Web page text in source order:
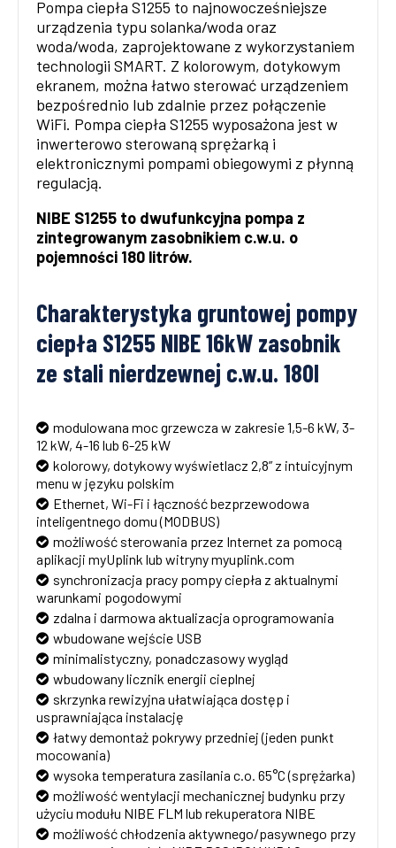
Pompa ciepła S1255 to najnowocześniejsze
urządzenia typu solanka/woda oraz
woda/woda, zaprojektowane z wykorzystaniem
technologii SMART. Z kolorowym, dotykowym
ekranem, można łatwo sterować urządzeniem
bezpośrednio lub zdalnie przez połączenie
WiFi. Pompa ciepła S1255 wyposażona jest w
inwerterowo sterowaną sprężarką i
elektronicznymi pompami obiegowymi z płynną
regulacją.
NIBE S1255 to dwufunkcyjna pompa z
zintegrowanym zasobnikiem c.w.u. o
pojemności 180 litrów.
Charakterystyka gruntowej pompy
ciepła S1255 NIBE 16kW zasobnik
ze stali nierdzewnej c.w.u. 180l
modulowana moc grzewcza w zakresie 1,5-6 kW, 3-
12 kW, 4-16 lub 6-25 kW
kolorowy, dotykowy wyświetlacz 2,8” z intuicyjnym
menu w języku polskim
Ethernet, Wi-Fi i łączność bezprzewodowa
inteligentnego domu (MODBUS)
możliwość sterowania przez Internet za pomocą
aplikacji myUplink lub witryny myuplink.com
synchronizacja pracy pompy ciepła z aktualnymi
warunkami pogodowymi
zdalna i darmowa aktualizacja oprogramowania
wbudowane wejście USB
minimalistyczny, ponadczasowy wygląd
wbudowany licznik energii cieplnej
skrzynka rewizyjna ułatwiająca dostęp i
usprawniająca instalację
łatwy demontaż pokrywy przedniej (jeden punkt
mocowania)
wysoka temperatura zasilania c.o. 65°C (sprężarka)
możliwość wentylacji mechanicznej budynku przy
użyciu modułu NIBE FLM lub rekuperatora NIBE
możliwość chłodzenia aktywnego/pasywnego przy